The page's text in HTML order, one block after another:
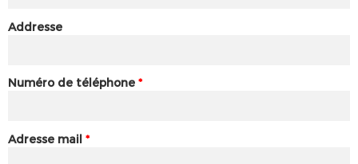
Addresse
Numéro de téléphone *
Adresse mail *